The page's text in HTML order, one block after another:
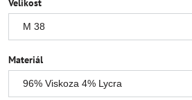
Velikost
Materiál